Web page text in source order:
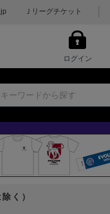
Ｊリーグチケット
ログイン
く）